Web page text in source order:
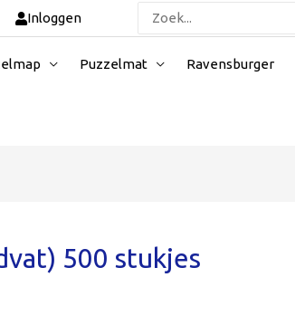
Inloggen
Zoeken
naar:
Puzzelmat Ravensburger
500 stukjes